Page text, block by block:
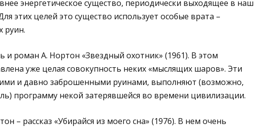
энергетическое существо, периодически выходящее в наш
этих целей это существо использует особые врата –
руин.
роман А. Нортон «Звездный охотник» (1961). В этом
уже целая совокупность неких «мыслящих шаров». Эти
и давно заброшенными руинами, выполняют (возможно,
программу некой затерявшейся во времени цивилизации.
– рассказ «Убирайся из моего сна» (1976). В нем очень